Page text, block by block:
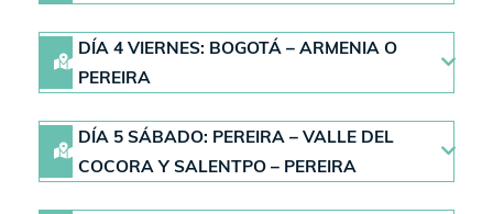
DÍA 4 VIERNES: BOGOTÁ – ARMENIA O
PEREIRA
DÍA 5 SÁBADO: PEREIRA – VALLE DEL
COCORA Y SALENTPO – PEREIRA